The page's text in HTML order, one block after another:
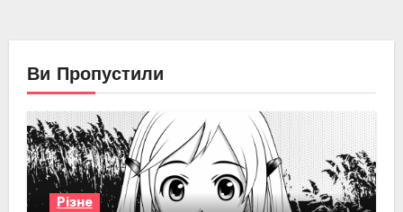
Ви Пропустили
Різне